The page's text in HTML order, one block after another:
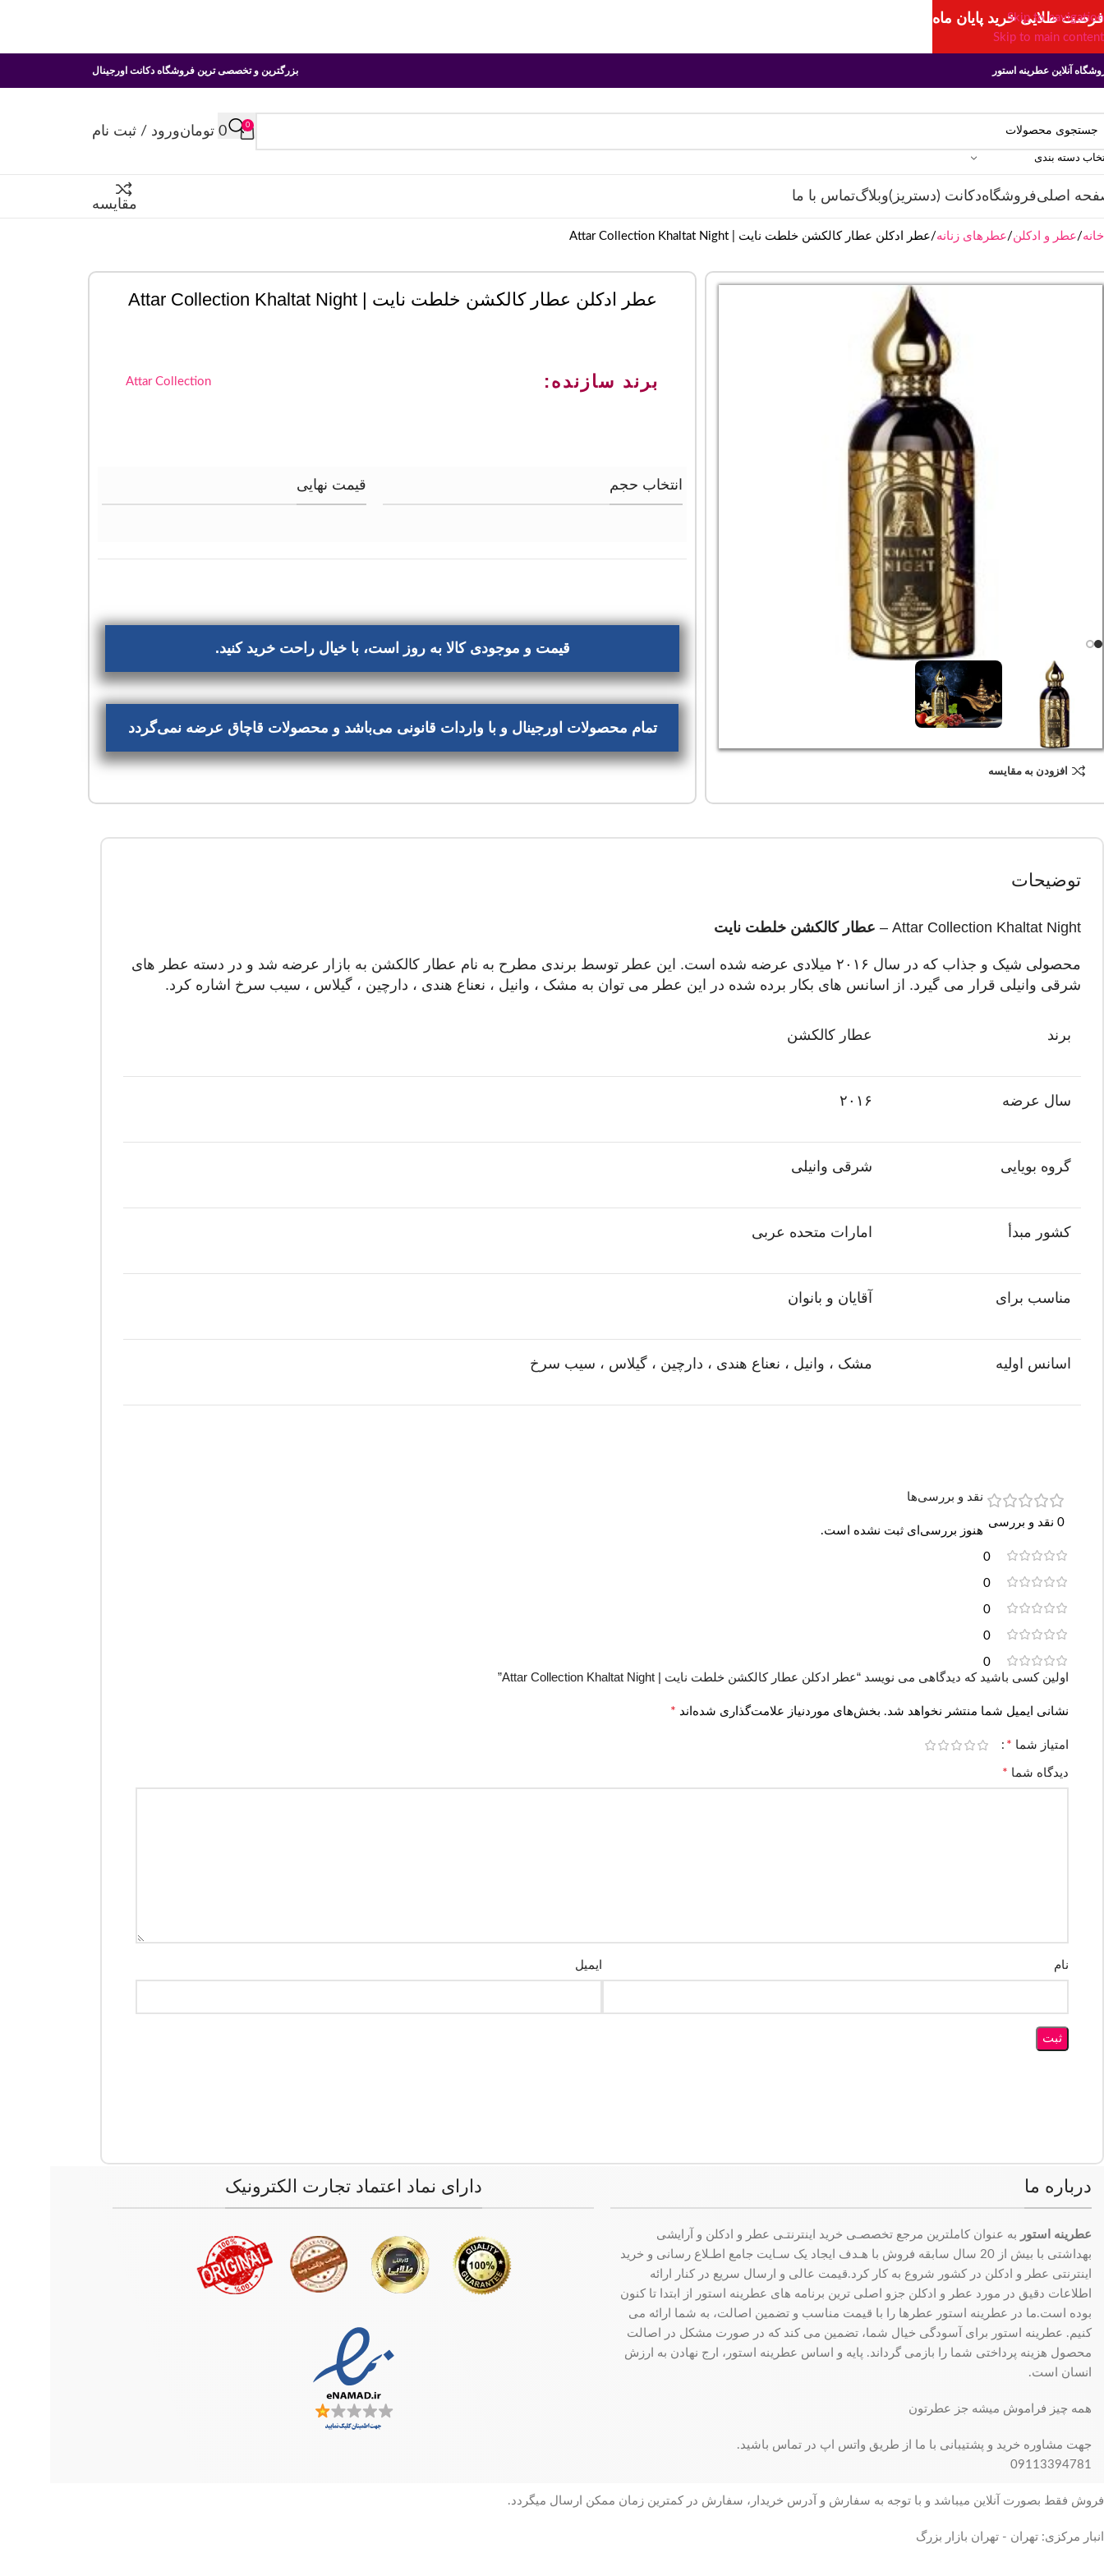
Skip to navigation
Skip to main content
آنلاین عطرینه استور بزرگترین و تخصصی ترین فروشگاه دکانت اورجینال
دسته بندی
0
0 تومانورود / ثبت نام
اصلیفروشگاهدکانت (دستریز)وبلاگتماس با ما
مقایسه
خانه عطر و ادکلن عطرهای زنانه عطر ادکلن عطار کالکشن خلطت نایت | Attar Collection Khaltat Night
افزودن به مقایسه
عطر ادکلن عطار کالکشن خلطت نایت | Attar Collection Khaltat Night
برند سازنده: Attar Collection
انتخاب حجم قیمت نهایی
قیمت و موجودی کالا به روز است، با خیال راحت خرید کنید.
تمام محصولات اورجینال و با واردات قانونی می‌باشد و محصولات قاچاق عرضه نمی‌گردد
توضیحات
Attar Collection Khaltat Night – عطار کالکشن خلطت نایت
محصولی شیک و جذاب که در سال ۲۰۱۶ میلادی عرضه شده است. این عطر توسط برندی مطرح به نام عطار کالکشن به بازار عرضه شد و در دسته عطر های
شرقی وانیلی قرار می گیرد. از اسانس های بکار برده شده در این عطر می توان به مشک ، وانیل ، نعناع هندی ، دارچین ، گیلاس ، سیب سرخ اشاره کرد.
برند عطار کالکشن
سال عرضه ۲۰۱۶
گروه بویایی شرقی وانیلی
کشور مبدأ امارات متحده عربی
مناسب برای آقایان و بانوان
اسانس اولیه مشک ، وانیل ، نعناع هندی ، دارچین ، گیلاس ، سیب سرخ
0 نقد و بررسی
0
0
0
0
0
نقد و بررسی‌ها
هنوز بررسی‌ای ثبت نشده است.
اولین کسی باشید که دیدگاهی می نویسد “عطر ادکلن عطار کالکشن خلطت نایت | Attar Collection Khaltat Night”
نشانی ایمیل شما منتشر نخواهد شد. بخش‌های موردنیاز علامت‌گذاری شده‌اند *
امتیاز شما *
دیدگاه شما *
نام ایمیل
درباره ما
عطرینه استور به عنوان کاملترین مرجع تخصصـی خرید اینترنتـی عطر و ادکلن و آرایشی
بهداشتی با بیش از 20 سال سابقه فروش با هـدف ایجاد یک سـایت جامع اطـلاع رسانی و خرید
اینترنتی عطر و ادکلن در کشور شروع به کار کرد.قیمت عالی و ارسال سریع در کنار ارائه
اطلاعات دقیق در مورد عطر و ادکلن جزو اصلی ترین برنامه های عطرینه استور از ابتدا تا کنون
بوده است.ما در عطرینه استور عطرها را با قیمت مناسب و تضمین اصالت، به شما ارائه می
کنیم. عطرینه استور برای آسودگی خیال شما، تضمین می کند که در صورت مشکل در اصالت
محصول هزینه پرداختی شما را بازمی گرداند. پایه و اساس عطرینه استور، ارج نهادن به ارزش
انسان است.
همه چیز فراموش میشه جز عطرتون
جهت مشاوره خرید و پشتیبانی با ما از طریق واتس اپ در تماس باشید.
09113394781
دارای نماد اعتماد تجارت الکترونیک
فروش فقط بصورت آنلاین میباشد و با توجه به سفارش و آدرس خریدار، سفارش در کمترین زمان ممکن ارسال میگردد.
انبار مرکزی: تهران - تهران بازار بزرگ
فرصت طلایی خرید پایان ماه